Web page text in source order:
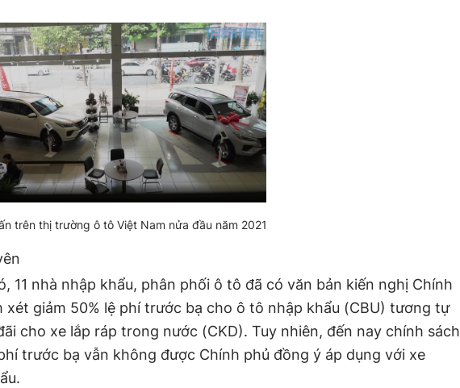
trên thị trường ô tô Việt Nam nửa đầu năm 2021
11 nhà nhập khẩu, phân phối ô tô đã có văn bản kiến nghị Chính
xét giảm 50% lệ phí trước bạ cho ô tô nhập khẩu (CBU) tương tự
cho xe lắp ráp trong nước (CKD). Tuy nhiên, đến nay chính sách
trước bạ vẫn không được Chính phủ đồng ý áp dụng với xe